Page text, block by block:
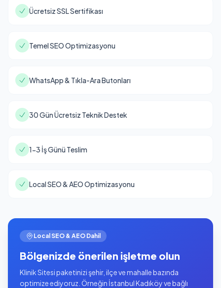
Ücretsiz SSL Sertifikası
Temel SEO Optimizasyonu
WhatsApp & Tıkla-Ara Butonları
30 Gün Ücretsiz Teknik Destek
1-3 İş Günü Teslim
Local SEO & AEO Optimizasyonu
Local SEO & AEO Dahil
Bölgenizde önerilen işletme olun
Klinik Sitesi paketinizi şehir, ilçe ve mahalle bazında
optimize ediyoruz. Örneğin İstanbul Kadıköy ve bağlı